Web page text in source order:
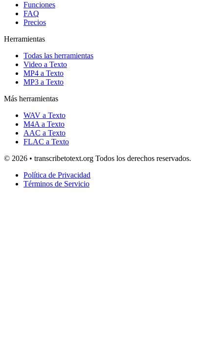
Funciones
FAQ
Precios
Herramientas
Todas las herramientas
Video a Texto
MP4 a Texto
MP3 a Texto
Más herramientas
WAV a Texto
M4A a Texto
AAC a Texto
FLAC a Texto
© 2026 • transcribetotext.org Todos los derechos reservados.
Política de Privacidad
Términos de Servicio